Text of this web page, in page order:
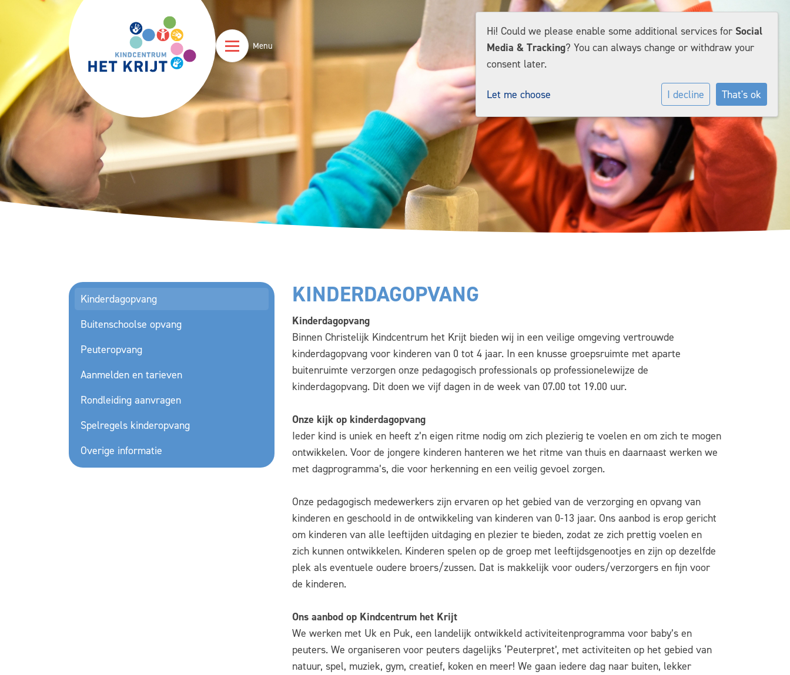
Kinderdagopvang
Buitenschoolse opvang
Peuteropvang
Aanmelden en tarieven
Rondleiding aanvragen
Spelregels kinderopvang
Overige informatie
KINDERDAGOPVANG
Kinderdagopvang
Binnen Christelijk Kindcentrum het Krijt bieden wij in een veilige omgeving vertrouwde
kinderdagopvang voor kinderen van 0 tot 4 jaar. In een knusse groepsruimte met aparte
buitenruimte verzorgen onze pedagogisch professionals op professionelewijze de
kinderdagopvang. Dit doen we vijf dagen in de week van 07.00 tot 19.00 uur.
Onze kijk op kinderdagopvang
Ieder kind is uniek en heeft z’n eigen ritme nodig om zich plezierig te voelen en om zich te mogen
ontwikkelen. Voor de jongere kinderen hanteren we het ritme van thuis en daarnaast werken we
met dagprogramma’s, die voor herkenning en een veilig gevoel zorgen.
Onze pedagogisch medewerkers zijn ervaren op het gebied van de verzorging en opvang van
kinderen en geschoold in de ontwikkeling van kinderen van 0-13 jaar. Ons aanbod is erop gericht
om kinderen van alle leeftijden uitdaging en plezier te bieden, zodat ze zich prettig voelen en
zich kunnen ontwikkelen. Kinderen spelen op de groep met leeftijdsgenootjes en zijn op dezelfde
plek als eventuele oudere broers/zussen. Dat is makkelijk voor ouders/verzorgers en fijn voor
de kinderen.
Ons aanbod op Kindcentrum het Krijt
We werken met Uk en Puk, een landelijk ontwikkeld activiteitenprogramma voor baby’s en
peuters. We organiseren voor peuters dagelijks ‘Peuterpret’, met activiteiten op het gebied van
natuur, spel, muziek, gym, creatief, koken en meer! We gaan iedere dag naar buiten, lekker
Hi! Could we please enable some additional services for Social
Media & Tracking? You can always change or withdraw your
consent later.
Let me choose I decline That's ok